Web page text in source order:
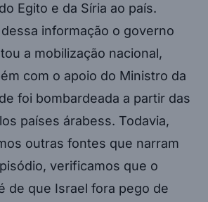
Egito e da Síria ao país.
informação o governo
a mobilização nacional,
com o apoio do Ministro da
foi bombardeada a partir das
países árabess. Todavia,
outras fontes que narram
verificamos que o
de que Israel fora pego de